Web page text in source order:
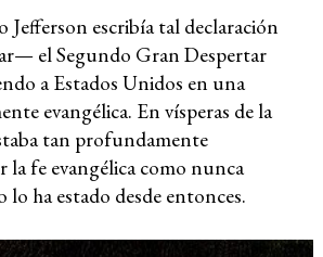
Jefferson escribía tal declaración
el Segundo Gran Despertar
a Estados Unidos en una
evangélica. En vísperas de la
tan profundamente
la fe evangélica como nunca
lo ha estado desde entonces.